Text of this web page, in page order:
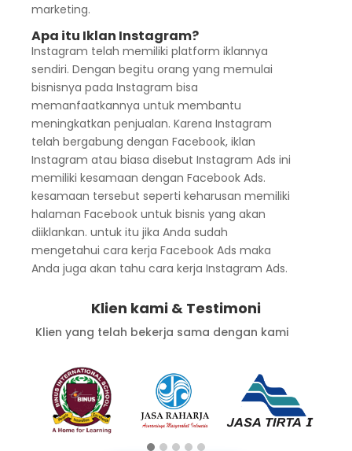
marketing.
Apa itu Iklan Instagram?
Instagram telah memiliki platform iklannya
sendiri. Dengan begitu orang yang memulai
bisnisnya pada Instagram bisa
memanfaatkannya untuk membantu
meningkatkan penjualan. Karena Instagram
telah bergabung dengan Facebook, iklan
Instagram atau biasa disebut Instagram Ads ini
memiliki kesamaan dengan Facebook Ads.
kesamaan tersebut seperti keharusan memiliki
halaman Facebook untuk bisnis yang akan
diiklankan. untuk itu jika Anda sudah
mengetahui cara kerja Facebook Ads maka
Anda juga akan tahu cara kerja Instagram Ads.
Klien kami & Testimoni
Klien yang telah bekerja sama dengan kami